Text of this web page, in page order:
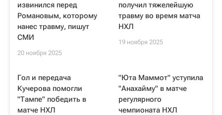
извинился перед
Романовым, которому
нанес травму, пишут
СМИ
20 ноября 2025
получил тяжелейшую
травму во время матча
НХЛ
19 ноября 2025
Гол и передача
Кучерова помогли
"Тампе" победить в
матче НХЛ
"Юта Маммот" уступила
"Анахайму" в матче
регулярного
чемпионата НХЛ